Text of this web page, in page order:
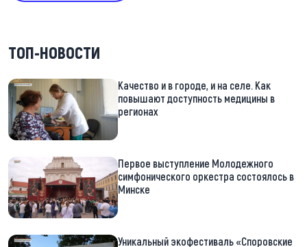
ТОП-НОВОСТИ
Качество и в городе, и на селе. Как
повышают доступность медицины в
регионах
Первое выступление Молодежного
симфонического оркестра состоялось в
Минске
Уникальный экофестиваль «Споровские